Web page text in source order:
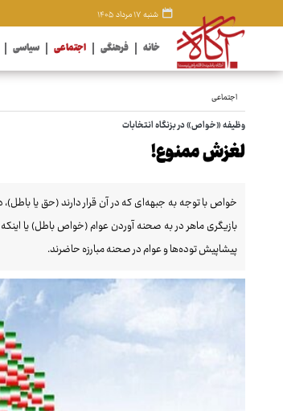
شنبه ۱۷ مرداد ۱۴۰۵
خانه فرهنگی اجتماعی سیاسی
اجتماعی
وظیفه «خواص» در بزنگاه انتخابات
لغزش ممنوع!
خواص با توجه به جبهه‌ای که در آن قرار دارند (حق یا
بازیگری ماهر در به صحنه آوردن عوام (خواص باطل) یا
پیشاپیش توده‌ها و عوام در صحنه مبارزه حاضرند.